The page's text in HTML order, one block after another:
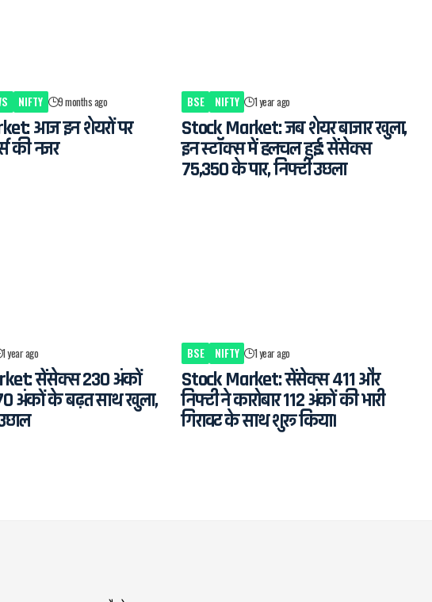
NIFTY 9 months ago
आज इन शेयरों पर
की नजर
BSE NIFTY 1 year ago
Stock Market: जब शेयर बाजार खुला,
इन स्टॉक्स में हलचल हुई: सेंसेक्स
75,350 के पार, निफ्टी उछला
1 year ago
सेंसेक्स 230 अंकों
अंकों के बढ़त साथ खुला,
BSE NIFTY 1 year ago
Stock Market: सेंसेक्स 411 और
निफ्टी ने कारोबार 112 अंकों की भारी
गिरावट के साथ शुरू किया।